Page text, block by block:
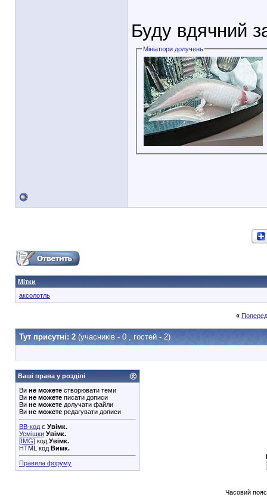
Буду вдячний
Мініатюри долучень
Мітки
аксолотль
«
Тут присутні: 2 (учасників - 0 , гостей - 2)
Ваші права у розділі
Ви не можете створювати теми
Ви не можете писати дописи
Ви не можете долучати файли
Ви не можете редагувати дописи
BB-код є Увімк.
Усмішки Увімк.
[IMG] код Увімк.
HTML код Вимк.
Правила форуму
Часовий